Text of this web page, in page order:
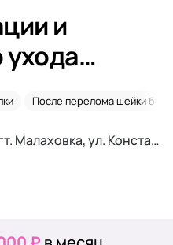
и
ухода
После перелома шейки бедра
Московская область, Люберцы, пгт. Малаховка, ул. Константинова, 42А